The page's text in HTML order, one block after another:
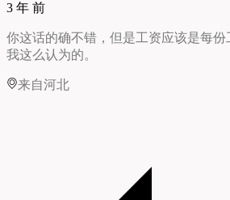
3 年 前
你这话的确不错，但是工资应该是每份
我这么认为的。
来自河北